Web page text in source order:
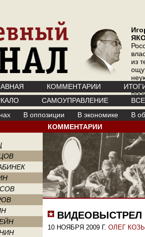
из
где
КОММЕНТАРИИ
САМОУПРАВЛЕНИЕ
В оппозиции В экономике
В
КОММЕНТАРИИ
10 НОЯБРЯ 2009 Г. ОЛЕГ